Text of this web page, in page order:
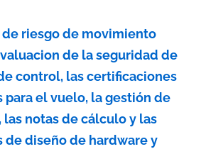
de riesgo de movimiento
de la seguridad de
control, las certificaciones
para el vuelo, la gestión de
las notas de cálculo y las
de diseño de hardware y